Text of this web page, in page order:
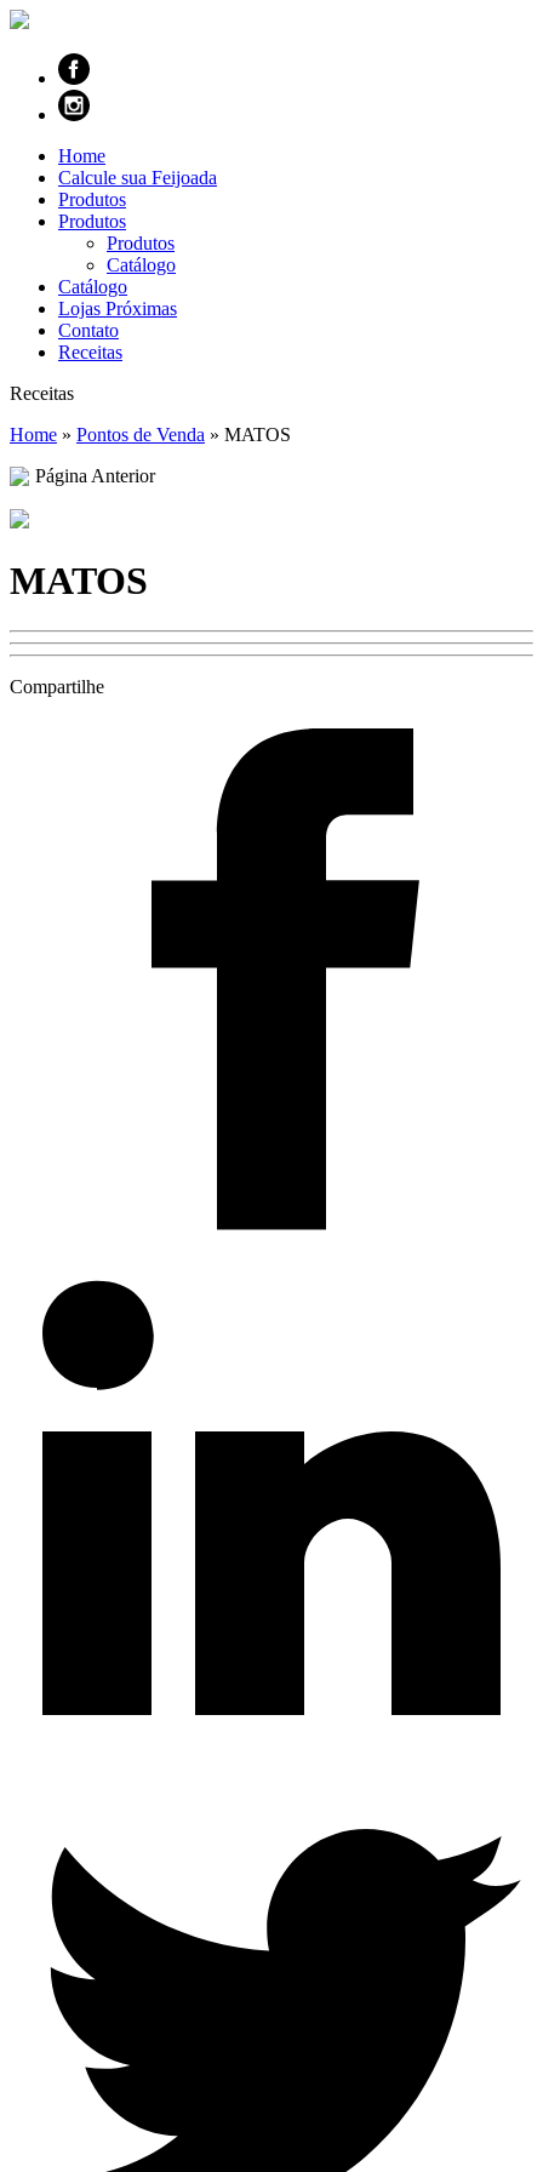
Home
Calcule sua Feijoada
Produtos
Produtos
Produtos
Catálogo
Catálogo
Lojas Próximas
Contato
Receitas
Receitas
Home » Pontos de Venda » MATOS
Página Anterior
MATOS
Compartilhe